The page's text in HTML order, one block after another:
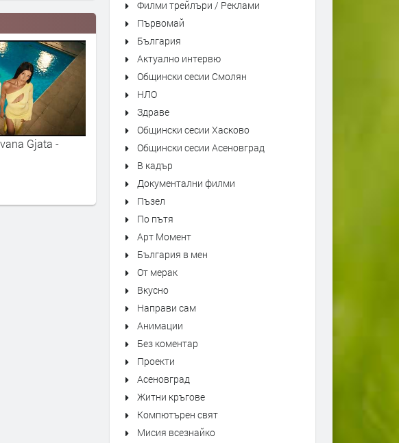
Kiss - Forever
"Bésame Mucho" Alfredo
Rodriguez Trio Live at Montreux
преди 5 часа
Филми трейлъри / Реклами
Първомай
България
Актуално интервю
Общински сесии Смолян
НЛО
Здраве
Общински сесии Хасково
Общински сесии Асеновград
В кадър
Документални филми
Пъзел
По пътя
Арт Момент
България в мен
От мерак
Вкусно
Направи сам
Анимации
Без коментар
Проекти
Асеновград
Житни кръгове
Компютърен свят
Мисия всезнайко